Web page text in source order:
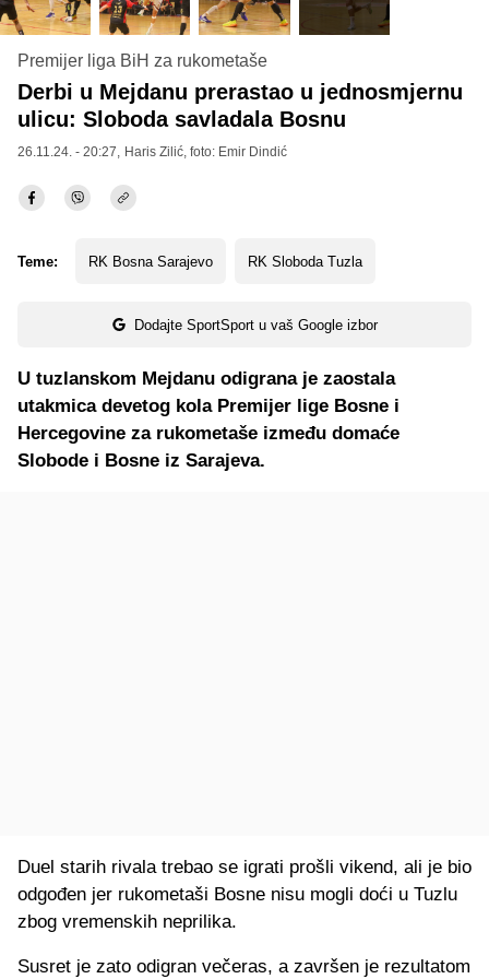
Premijer liga BiH za rukometaše
Derbi u Mejdanu prerastao u jednosmjernu
ulicu: Sloboda savladala Bosnu
26.11.24. - 20:27, Haris Zilić, foto: Emir Dindić
Teme: RK Bosna Sarajevo RK Sloboda Tuzla
Dodajte SportSport u vaš Google izbor
U tuzlanskom Mejdanu odigrana je zaostala
utakmica devetog kola Premijer lige Bosne i
Hercegovine za rukometaše između domaće
Slobode i Bosne iz Sarajeva.
Duel starih rivala trebao se igrati prošli vikend, ali je bio
odgođen jer rukometaši Bosne nisu mogli doći u Tuzlu
zbog vremenskih neprilika.
Susret je zato odigran večeras, a završen je rezultatom